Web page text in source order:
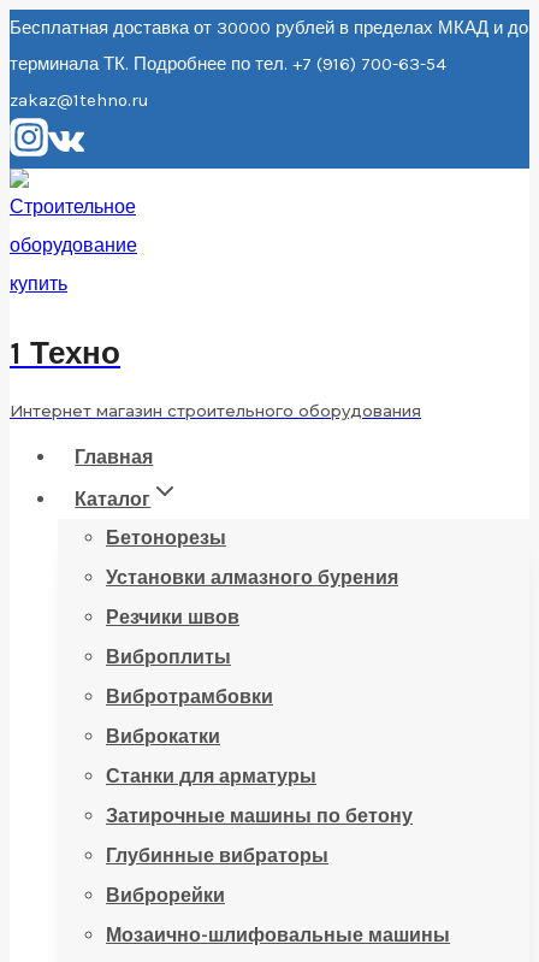
Перейти
к
содержанию
Бесплатная доставка от 30000 рублей в пределах МКАД и до
терминала ТК. Подробнее по тел. +7 (916) 700-63-54
zakaz@1tehno.ru
1 Техно
Интернет магазин строительного оборудования
Главная
Каталог
Бетонорезы
Установки алмазного бурения
Резчики швов
Виброплиты
Вибротрамбовки
Виброкатки
Станки для арматуры
Затирочные машины по бетону
Глубинные вибраторы
Виброрейки
Мозаично-шлифовальные машины